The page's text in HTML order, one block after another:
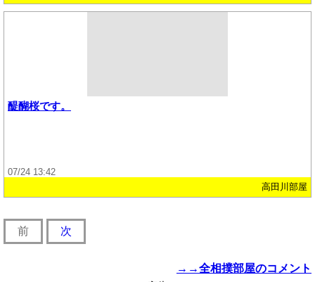
醍醐桜です。
07/24 13:42
高田川部屋
前 次
→→全相撲部屋のコメント